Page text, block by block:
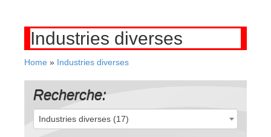
Industries diverses
Home » Industries diverses
Recherche:
Industries diverses (17)